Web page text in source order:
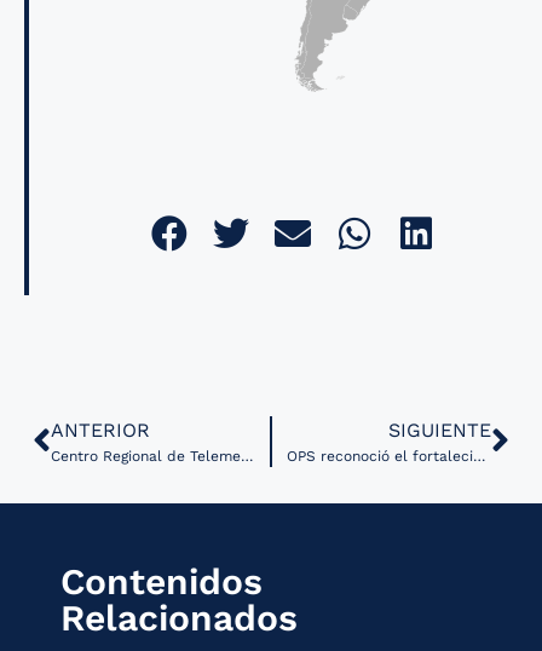
ANTERIOR
Centro Regional de Telemedicina continúa su expansión en Chile
SIGUIENTE
OPS reconoció el fortalecimiento de sistema de información de salud en Paraguay
Contenidos
Relacionados